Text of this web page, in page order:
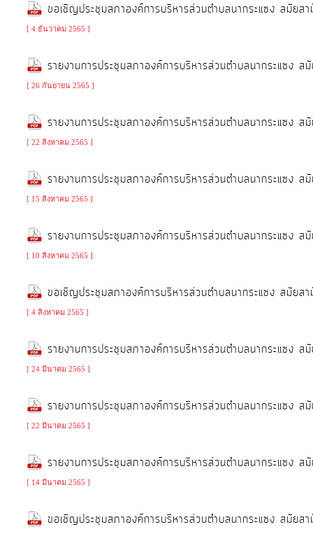
จัดการ
ความ
การ
ดำเนิน
งาน
การ
ให้
แผนการ
จ่าย
งบ
ประจำ
ปี
การ
บริหาร
และ
พัฒนา
ทรัพยากร
บุคคล
ขอเชิญประชุมสภาองค์การบริหารส่วนตำบลนากระแซง ส
[ 4 ธันวาคม 2565 ]
รายงานการประชุมสภาองค์การบริหารส่วนตำบลนากระ
[ 26 กันยายน 2565 ]
รายงานการประชุมสภาองค์การบริหารส่วนตำบลนากระแ
[ 22 สิงหาคม 2565 ]
รายงานการประชุมสภาองค์การบริหารส่วนตำบลนากระแ
[ 15 สิงหาคม 2565 ]
รายงานการประชุมสภาองค์การบริหารส่วนตำบลนากระแ
[ 10 สิงหาคม 2565 ]
ขอเชิญประชุมสภาองค์การบริหารส่วนตำบลนากระแซง ส
[ 4 สิงหาคม 2565 ]
รายงานการประชุมสภาองค์การบริหารส่วนตำบลนากระแ
[ 24 มีนาคม 2565 ]
รายงานการประชุมสภาองค์การบริหารส่วนตำบลนากระแ
[ 22 มีนาคม 2565 ]
รายงานการประชุมสภาองค์การบริหารส่วนตำบลนากระแ
[ 14 มีนาคม 2565 ]
ขอเชิญประชุมสภาองค์การบริหารส่วนตำบลนากระแซง ส